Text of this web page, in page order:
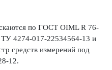
по ГОСТ OIML R 76-
ТУ 4274-017-22534564-13 и
средств измерений под
12.